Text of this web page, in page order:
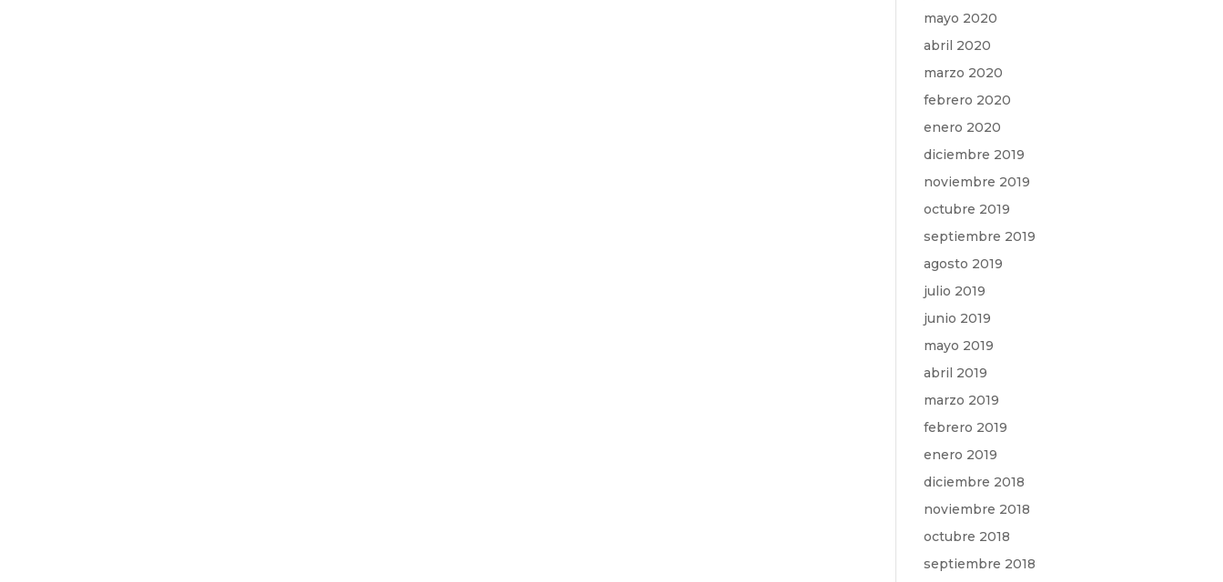
mayo 2020
abril 2020
marzo 2020
febrero 2020
enero 2020
diciembre 2019
noviembre 2019
octubre 2019
septiembre 2019
agosto 2019
julio 2019
junio 2019
mayo 2019
abril 2019
marzo 2019
febrero 2019
enero 2019
diciembre 2018
noviembre 2018
octubre 2018
septiembre 2018